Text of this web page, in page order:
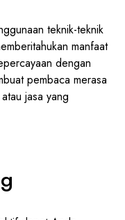
teknik-teknik
manfaat
dengan
pembaca merasa
jasa yang